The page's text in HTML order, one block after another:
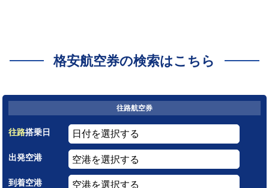
格安航空券の検索はこちら
往路航空券
往路搭乗日
出発空港
到着空港